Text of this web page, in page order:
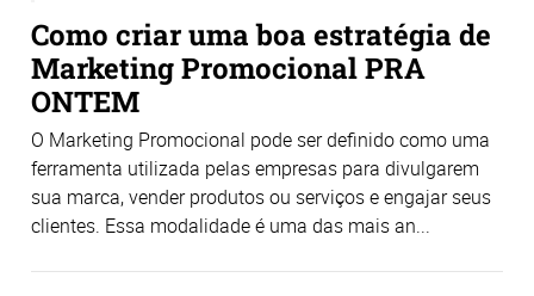
Como criar uma boa estratégia de
Marketing Promocional PRA
ONTEM
O Marketing Promocional pode ser definido como uma
ferramenta utilizada pelas empresas para divulgarem
sua marca, vender produtos ou serviços e engajar seus
clientes. Essa modalidade é uma das mais an...